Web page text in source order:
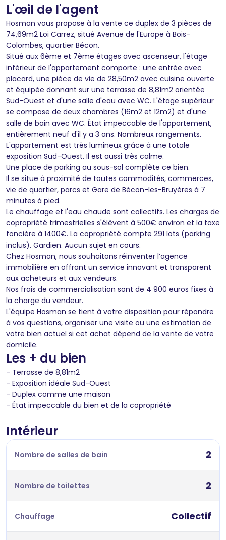
L'œil de l'agent
Hosman vous propose à la vente ce duplex de 3 pièces de
74,69m2 Loi Carrez, situé Avenue de l'Europe à Bois-
Colombes, quartier Bécon.
Situé aux 6ème et 7ème étages avec ascenseur, l'étage
inférieur de l'appartement comporte : une entrée avec
placard, une pièce de vie de 28,50m2 avec cuisine ouverte
et équipée donnant sur une terrasse de 8,81m2 orientée
Sud-Ouest et d'une salle d'eau avec WC. L'étage supérieur
se compose de deux chambres (16m2 et 12m2) et d'une
salle de bain avec WC. État impeccable de l'appartement,
entièrement neuf d'il y a 3 ans. Nombreux rangements.
L'appartement est très lumineux grâce à une totale
exposition Sud-Ouest. Il est aussi très calme.
Une place de parking au sous-sol complète ce bien.
Il se situe à proximité de toutes commodités, commerces,
vie de quartier, parcs et Gare de Bécon-les-Bruyères à 7
minutes à pied.
Le chauffage et l'eau chaude sont collectifs. Les charges de
copropriété trimestrielles s'élèvent à 500€ environ et la taxe
foncière à 1400€. La copropriété compte 291 lots (parking
inclus). Gardien. Aucun sujet en cours.
Chez Hosman, nous souhaitons réinventer l’agence
immobilière en offrant un service innovant et transparent
aux acheteurs et aux vendeurs.
Nos frais de commercialisation sont de 4 900 euros fixes à
la charge du vendeur.
L'équipe Hosman se tient à votre disposition pour répondre
à vos questions, organiser une visite ou une estimation de
votre bien actuel si cet achat dépend de la vente de votre
domicile.
Les + du bien
- Terrasse de 8,81m2
- Exposition idéale Sud-Ouest
- Duplex comme une maison
- État impeccable du bien et de la copropriété
Intérieur
Nombre de salles de bain 2
Nombre de toilettes 2
Chauffage Collectif